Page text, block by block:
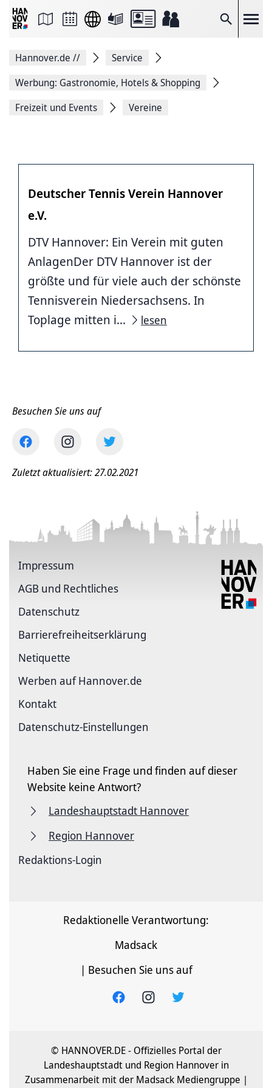
Suche
Seite
Facebook
teilen
Seitenlink
Hannover.de //
Service
Werbung: Gastronomie, Hotels & Shopping
Freizeit und Events
Vereine
Deutscher Tennis Verein Hannover
e.V.
DTV Hannover: Ein Verein mit guten
AnlagenDer DTV Hannover ist der
größte und für viele auch der schönste
Tennisverein Niedersachsens. In
Toplage mitten i...
lesen
Besuchen Sie uns auf
Zuletzt aktualisiert: 27.02.2021
Impressum
AGB und Rechtliches
Datenschutz
Barriere­freiheits­erklärung
Netiquette
Werben auf Hannover.de
Kontakt
Datenschutz-Einstellungen
Haben Sie eine Frage und finden auf dieser
Website keine Antwort?
Landeshauptstadt Hannover
Region Hannover
Redaktions-Login
Redaktionelle Verantwortung:
Madsack
| Besuchen Sie uns auf
© HANNOVER.DE - Offizielles Portal der
Landeshauptstadt und Region Hannover in
Zusammenarbeit mit der Madsack Mediengruppe |